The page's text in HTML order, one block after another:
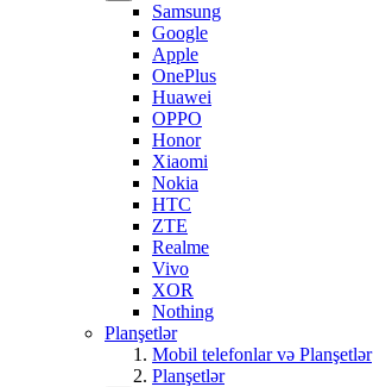
Samsung
Google
Apple
OnePlus
Huawei
OPPO
Honor
Xiaomi
Nokia
HTC
ZTE
Realme
Vivo
XOR
Nothing
Planşetlər
Mobil telefonlar və Planşetlər
Planşetlər